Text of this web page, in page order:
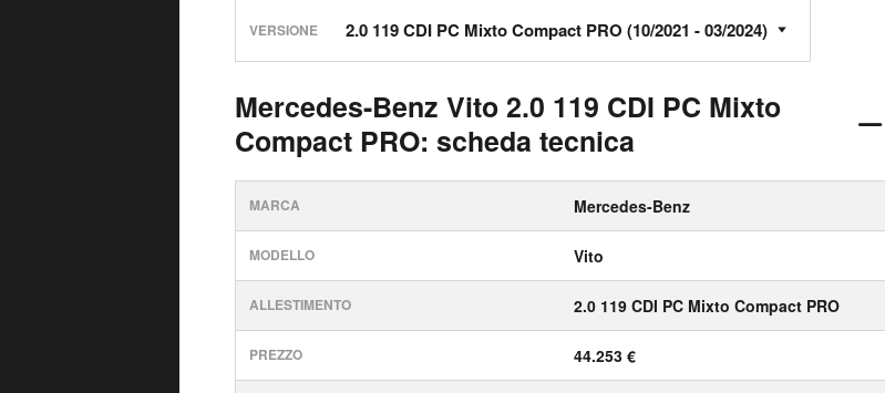
VERSIONE
Mercedes-Benz Vito 2.0 119 CDI PC Mixto
Compact PRO: scheda tecnica
MARCA Mercedes-Benz
MODELLO Vito
ALLESTIMENTO 2.0 119 CDI PC Mixto Compact PRO
PREZZO 44.253 €